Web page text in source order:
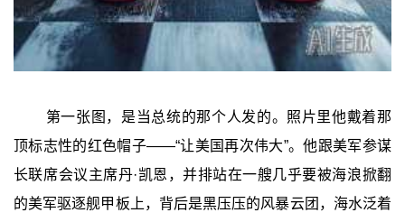
第一张图，是当总统的那个人发的。照片里他戴着那
顶标志性的红色帽子——“让美国再次伟大”。他跟美军参谋
长联席会议主席丹·凯恩，并排站在一艘几乎要被海浪掀翻
的美军驱逐舰甲板上，背后是黑压压的风暴云团，海水泛着